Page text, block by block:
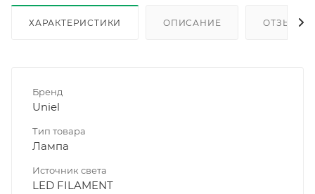
ХАРАКТЕРИСТИКИ ОПИСАНИЕ ОТЗЫВЫ
Бренд
Uniel
Тип товара
Лампа
Источник света
LED FILAMENT